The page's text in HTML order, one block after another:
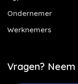
Ondernemer
Werknemers
Vragen?